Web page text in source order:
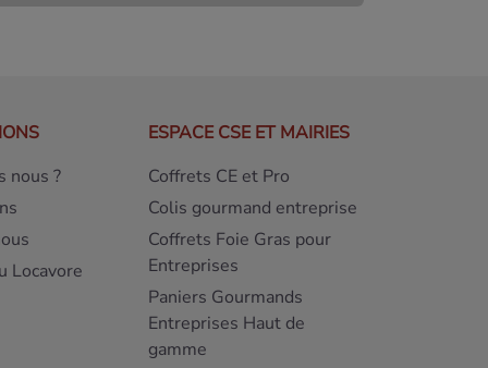
nous ?
Locavore
ESPACE CSE ET MAIRIES
Coffrets CE et Pro
Colis gourmand entreprise
Coffrets Foie Gras pour
Entreprises
Paniers Gourmands
Entreprises Haut de
gamme